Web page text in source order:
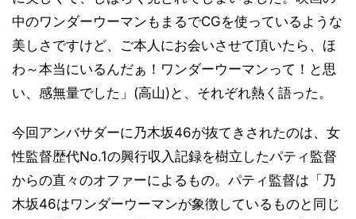
中のワンダーウーマンもまるでCGを使っているような
美しさですけど、ご本人にお会いさせて頂いたら、ほ
わ～本当にいるんだぁ！ワンダーウーマンって！と思
い、感無量でした」(高山)と、それぞれ熱く語った。
今回アンバサダーに乃木坂46が抜てきされたのは、女
性監督歴代No.1の興行収入記録を樹立したパティ監督
からの直々のオファーによるもの。パティ監督は「乃
木坂46はワンダーウーマンが象徴しているものと同じ